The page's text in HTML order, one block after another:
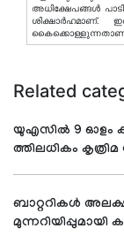
അധിക്ഷേപങ്ങള്‍
ശിക്ഷാര്‍ഹമാണ്.
Related
യുഎസില്‍ 9 ഓളം
ത്തിലധികം കൃത്രിമ
ബാറ്ററികൾ